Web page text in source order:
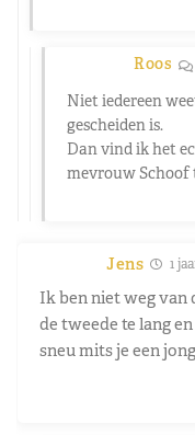
Roos
Niet iedereen
gescheiden is.
Dan vind ik het
mevrouw Schoof
Jens 1
Ik ben niet weg van
de tweede te lang
sneu mits je een